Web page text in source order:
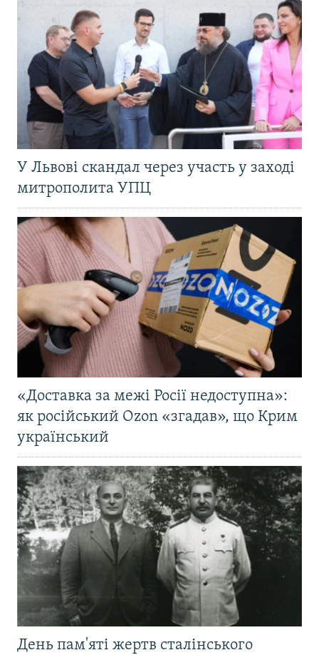
У Львові скандал через участь у заході
митрополита УПЦ
«Доставка за межі Росії недоступна»:
як російський Ozon «згадав», що Крим
український
День пам'яті жертв сталінського